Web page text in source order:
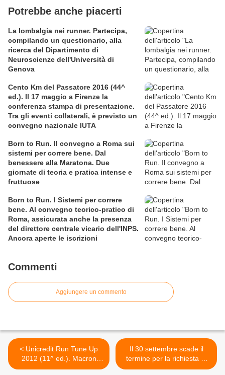
Potrebbe anche piacerti
La lombalgia nei runner. Partecipa,
compilando un questionario, alla
ricerca del Dipartimento di
Neuroscienze dell'Università di
Genova
Cento Km del Passatore 2016 (44^
ed.). Il 17 maggio a Firenze la
conferenza stampa di presentazione.
Tra gli eventi collaterali, è previsto un
convegno nazionale IUTA
Born to Run. Il convegno a Roma sui
sistemi per correre bene. Dal
benessere alla Maratona. Due
giornate di teoria e pratica intense e
fruttuose
Born to Run. I Sistemi per correre
bene. Al convegno teorico-pratico di
Roma, assicurata anche la presenza
del direttore centrale vicario dell'INPS.
Ancora aperte le iscrizioni
Commenti
Aggiungere un commento
< Unicredit Run Tune Up
2012 (11^ ed.). Macron
corre a fianco della "Run
Il 30 settembre scade il
termine per la richiesta di
inserimento di